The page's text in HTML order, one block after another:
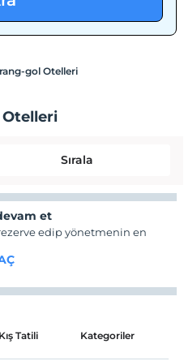
gol Otelleri
Sırala
et
edip yönetmenin en
Kış Tatili Kategoriler